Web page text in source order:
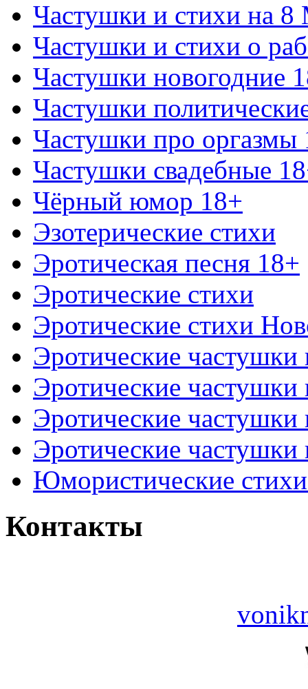
Частушки и стихи на 8
Частушки и стихи о
Частушки новогодние
Частушки
Частушки про оргазмы
Частушки свадебные
Чёрный юмор 18+
Эзотерические стихи
Эротическая песня 18+
Эротические стихи
Эротические стихи
Эротические
Эротические
Эротические
Эротические
Юмористические
Контакты